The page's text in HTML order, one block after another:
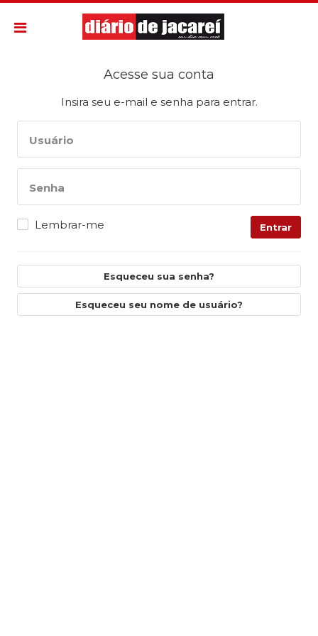
Acesse sua conta
Insira seu e-mail e senha para entrar.
Usuário
Senha
Lembrar-me Entrar
Esqueceu sua senha?
Esqueceu seu nome de usuário?